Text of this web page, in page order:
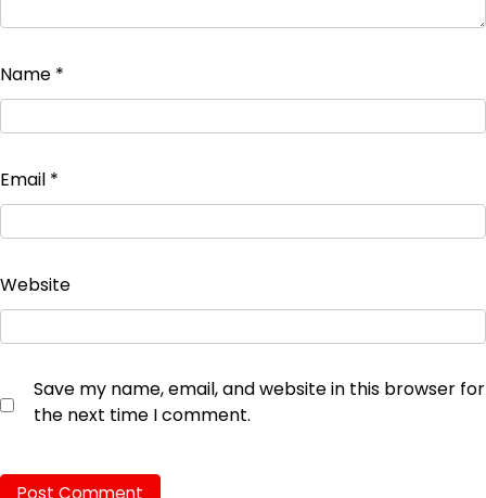
Name *
Email *
Website
Save my name, email, and website in this browser for
the next time I comment.